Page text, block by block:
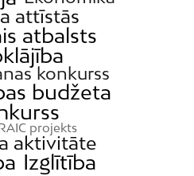
attīstās
atbalsts
konkurss
budžeta
projekts
aktivitāte
Izglītība